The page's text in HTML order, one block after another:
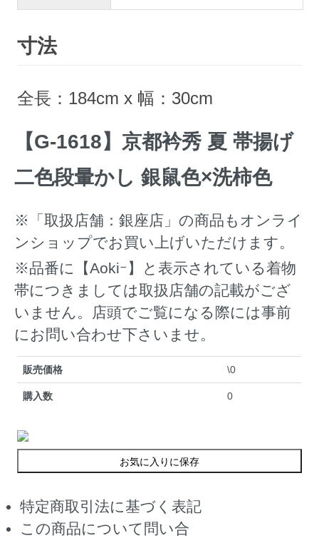
寸法
全長：184cm x 幅：30cm
【G-1618】京都衿秀 夏 帯揚げ
二色段暈かし 銀鼠色×洗柿色
※「取扱店舗：銀座店」の商品もオンライ
ンショップでお買い上げいただけます。
※品番に【Aokiｰ】と表示されている着物
帯につきましては取扱店舗の記載がござ
いません。店頭でご覧になる際には事前
にお問い合わせ下さいませ。
販売価格 \0
購入数 0
お気に入りに保存
特定商取引法に基づく表記
この商品について問い合